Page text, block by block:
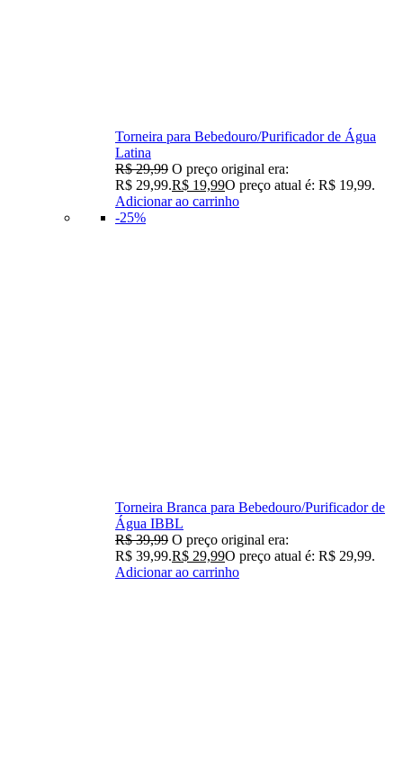
Torneira para Bebedouro/Purificador de Água
Latina
R$29,99 O preço original era:
R$ 29,99.R$ 19,99O preço atual é: R$ 19,99.
Adicionar ao carrinho
-25%
Torneira Branca para Bebedouro/Purificador de
Água IBBL
R$39,99 O preço original era:
R$ 39,99.R$ 29,99O preço atual é: R$ 29,99.
Adicionar ao carrinho